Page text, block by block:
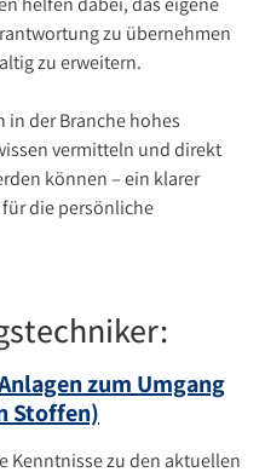
zu übernehmen
zu erweitern.
in der Branche hohes
vermitteln und direkt
können – ein klarer
die persönliche
zum Umgang
Stoffen)
Kenntnisse zu den aktuellen